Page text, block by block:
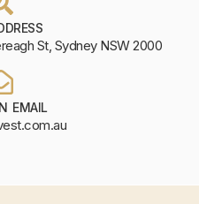
St, Sydney NSW 2000
EMAIL